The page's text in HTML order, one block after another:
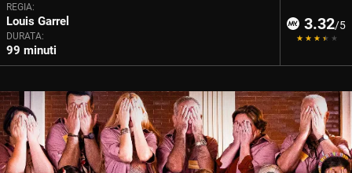
REGIA:
Louis Garrel
DURATA:
99 minuti
3.32/5